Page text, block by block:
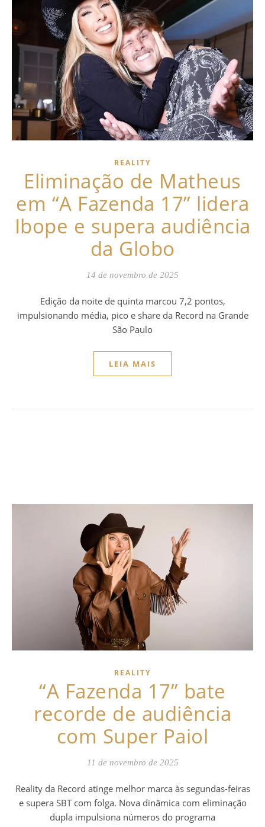
REALITY
Eliminação de Matheus
em “A Fazenda 17” lidera
Ibope e supera audiência
da Globo
14 de novembro de 2025
Edição da noite de quinta marcou 7,2 pontos,
impulsionando média, pico e share da Record na Grande
São Paulo
LEIA MAIS
REALITY
“A Fazenda 17” bate
recorde de audiência
com Super Paiol
11 de novembro de 2025
Reality da Record atinge melhor marca às segundas-feiras
e supera SBT com folga. Nova dinâmica com eliminação
dupla impulsiona números do programa